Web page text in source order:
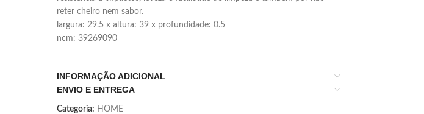
reter cheiro nem sabor.
largura: 29.5 x altura: 39 x profundidade: 0.5
ncm: 39269090
INFORMAÇÃO ADICIONAL
ENVIO E ENTREGA
Categoria: HOME